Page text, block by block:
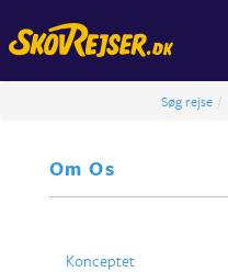
Søg rejse
Om Os
Konceptet